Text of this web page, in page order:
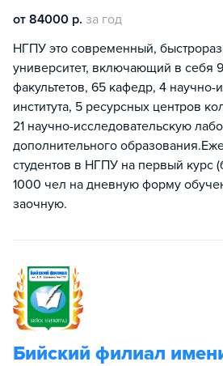
от 84000 р. за год
НГПУ это современный,
университет, включающий в себя 9
факультетов, 65 кафедр, 4 научно-
института, 5 ресурсных центров
21 научно-исследовательскую
дополнительного
студентов в НГПУ на первый курс
1000 чел на дневную форму
заочную.
Бийский филиал